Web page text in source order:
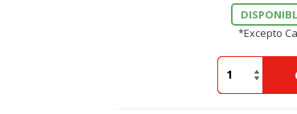
*Excepto